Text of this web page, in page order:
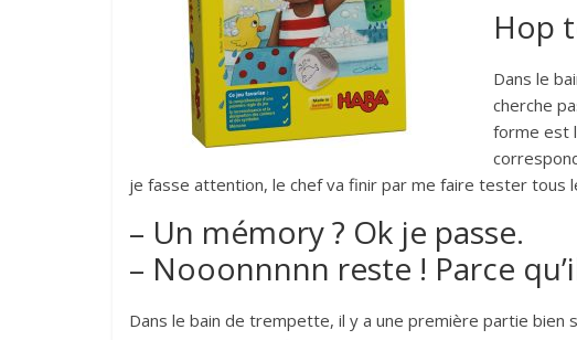
Hop
Dans le
cherche
forme est
je fasse attention, le chef va finir par me faire tester tous
– Un mémory ? Ok je passe.
– Nooonnnnn reste ! Parce
Dans le bain de trempette, il y a une première partie